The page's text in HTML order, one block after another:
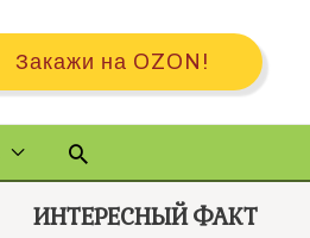
Закажи на OZON!
Поиск
ИНТЕРЕСНЫЙ ФАКТ